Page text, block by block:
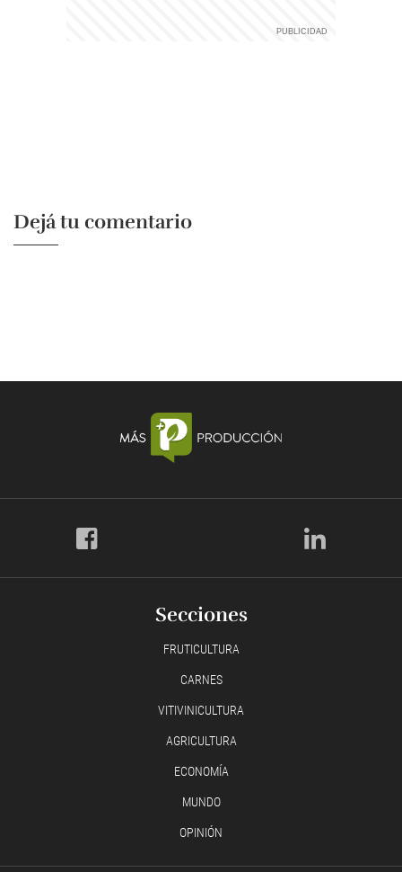
Dejá tu comentario
Secciones
FRUTICULTURA
CARNES
VITIVINICULTURA
AGRICULTURA
ECONOMÍA
MUNDO
OPINIÓN